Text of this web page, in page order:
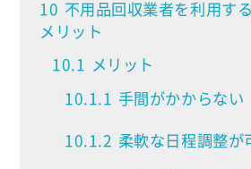
10 不用品回収業者を利用す
メリット
10.1 メリット
10.1.1 手間がかからない
10.1.2 柔軟な日程調整が